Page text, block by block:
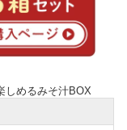
しめるみそ汁BOX